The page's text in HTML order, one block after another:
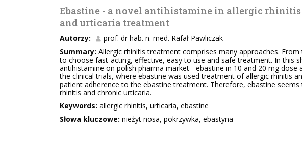
Ebastine - a novel antihistamine in allergic rhinitis
and urticaria treatment
Autorzy: prof. dr hab. n. med. Rafał Pawliczak
Summary: Allergic rhinitis treatment comprises many approaches.
to choose fast-acting, effective, easy to use and safe treatment. In this
antihistamine on polish pharma market - ebastine in 10 and 20 mg dose
the clinical trials, where ebastine was used treatment of allergic rhinitis
patient adherence to the ebastine treatment. Therefore, ebastine
rhinitis and chronic urticaria.
Keywords: allergic rhinitis, urticaria, ebastine
Słowa kluczowe: nieżyt nosa, pokrzywka, ebastyna